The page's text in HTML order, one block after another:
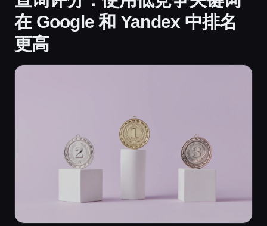
在 Google 和 Yandex 中排名
更高